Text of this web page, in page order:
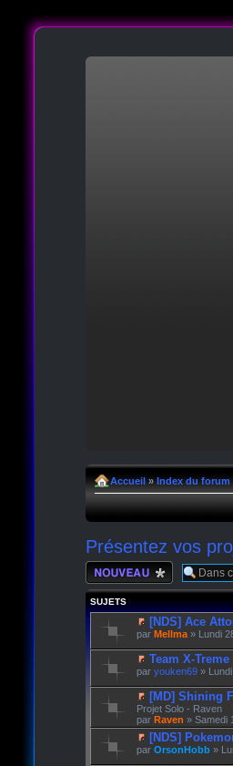
Accueil» Index du forum
Présentez vos
Écrire un nouveau
sujet
SUJETS
[NDS] Ace
par Mellma» Lundi
Team X-Treme
par youken69» Lundi
[MD] Shining
Projet Solo - Raven
par Raven » Samedi
[NDS]
par OrsonHobb»